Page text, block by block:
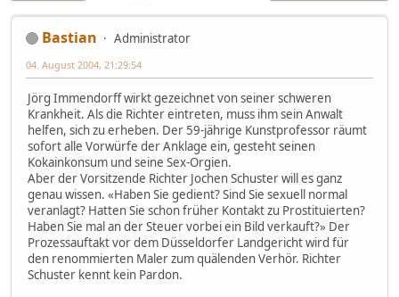
Bastian Administrator
04. August 2004, 21:29:54
Jörg Immendorff wirkt gezeichnet von seiner schweren
Krankheit. Als die Richter eintreten, muss ihm sein Anwalt
helfen, sich zu erheben. Der 59-jährige Kunstprofessor räumt
sofort alle Vorwürfe der Anklage ein, gesteht seinen
Kokainkonsum und seine Sex-Orgien.
Aber der Vorsitzende Richter Jochen Schuster will es ganz
genau wissen. «Haben Sie gedient? Sind Sie sexuell normal
veranlagt? Hatten Sie schon früher Kontakt zu Prostituierten?
Haben Sie mal an der Steuer vorbei ein Bild verkauft?» Der
Prozessauftakt vor dem Düsseldorfer Landgericht wird für
den renommierten Maler zum quälenden Verhör. Richter
Schuster kennt kein Pardon.